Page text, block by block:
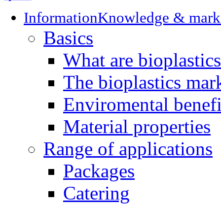
InformationKnowledge &
Basics
What are
The bioplastics
Enviromental
Material properties
Range of applications
Packages
Catering